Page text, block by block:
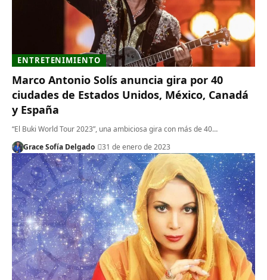
ENTRETENIMIENTO
Marco Antonio Solís anuncia gira por 40
ciudades de Estados Unidos, México, Canadá
y España
“El Buki World Tour 2023”, una ambiciosa gira con más de 40…
Grace Sofía Delgado
31 de enero de 2023